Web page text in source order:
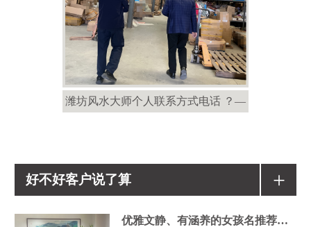
潍坊风水大师个人联系方式电话 ？—
好不好客户说了算 +
优雅文静、有涵养的女孩名推荐！潍